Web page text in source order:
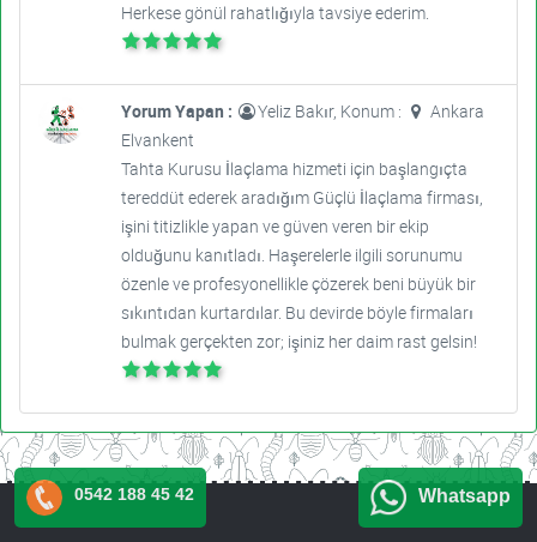
Herkese gönül rahatlığıyla tavsiye ederim.
Yorum Yapan : Yeliz Bakır, Konum :
Ankara
Elvankent
Tahta Kurusu İlaçlama hizmeti için başlangıçta
tereddüt ederek aradığım Güçlü İlaçlama firması,
işini titizlikle yapan ve güven veren bir ekip
olduğunu kanıtladı. Haşerelerle ilgili sorunumu
özenle ve profesyonellikle çözerek beni büyük bir
sıkıntıdan kurtardılar. Bu devirde böyle firmaları
bulmak gerçekten zor; işiniz her daim rast gelsin!
0542 188 45 42 Whatsapp